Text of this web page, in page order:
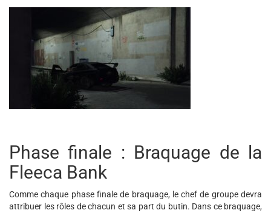
Phase finale : Braquage de la
Fleeca Bank
Comme chaque phase finale de braquage, le chef de groupe devra
attribuer les rôles de chacun et sa part du butin. Dans ce braquage,